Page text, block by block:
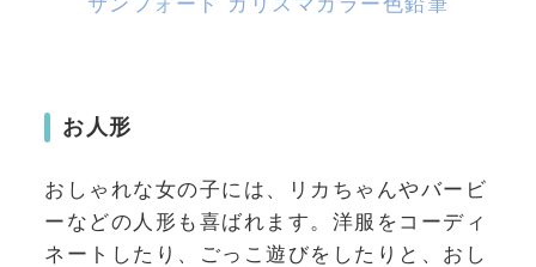
お人形
おしゃれな女の子には、リカちゃんやバービ
ーなどの人形も喜ばれます。洋服をコーディ
ネートしたり、ごっこ遊びをしたりと、おし